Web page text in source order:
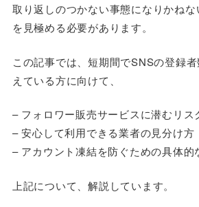
取り返しのつかない事態になりかね
を見極める必要があります。
この記事では、短期間でSNSの登録
えている方に向けて、
– フォロワー販売サービスに潜むリス
– 安心して利用できる業者の見分け方
– アカウント凍結を防ぐための具体的
上記について、解説しています。